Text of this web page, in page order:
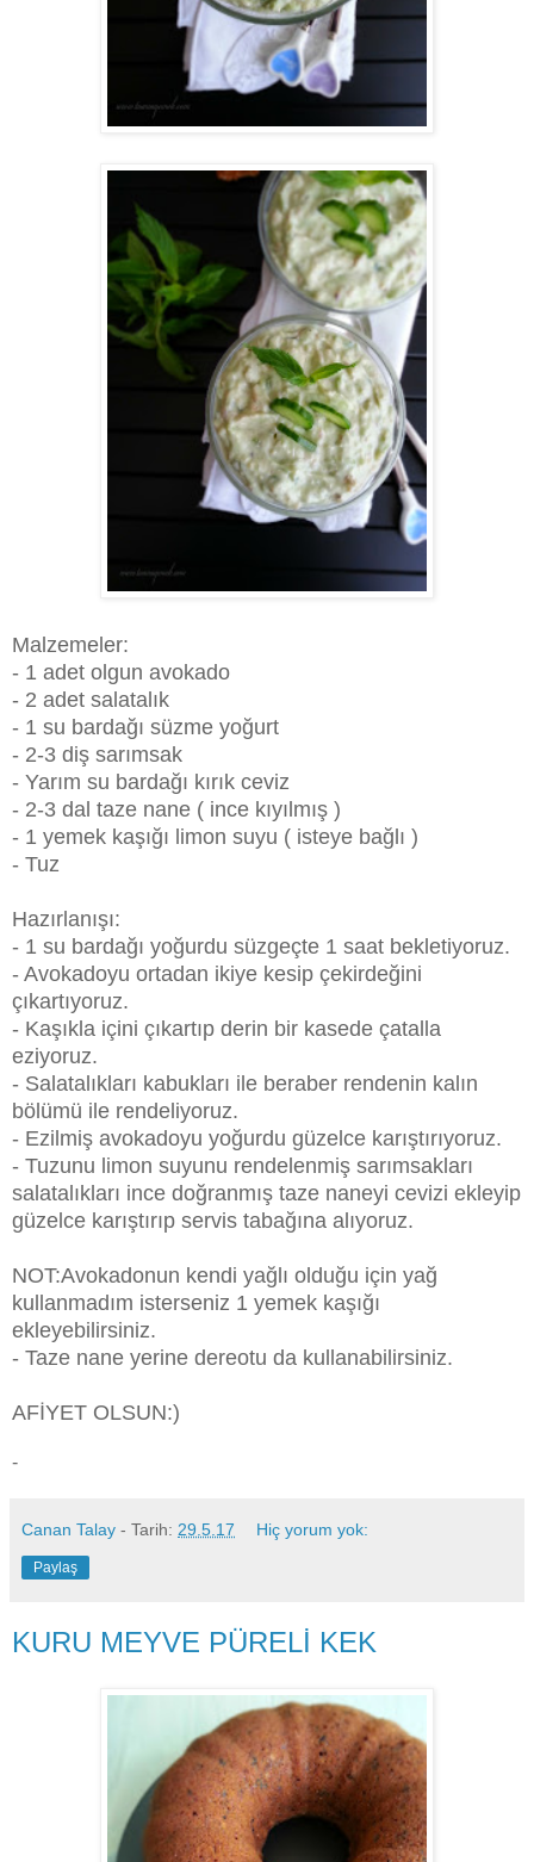
Malzemeler:
- 1 adet olgun avokado
- 2 adet salatalık
- 1 su bardağı süzme yoğurt
- 2-3 diş sarımsak
- Yarım su bardağı kırık ceviz
- 2-3 dal taze nane ( ince kıyılmış )
- 1 yemek kaşığı limon suyu ( isteye bağlı )
- Tuz
Hazırlanışı:
- 1 su bardağı yoğurdu süzgeçte 1 saat bekletiyoruz.
- Avokadoyu ortadan ikiye kesip çekirdeğini
çıkartıyoruz.
- Kaşıkla içini çıkartıp derin bir kasede çatalla
eziyoruz.
- Salatalıkları kabukları ile beraber rendenin kalın
bölümü ile rendeliyoruz.
- Ezilmiş avokadoyu yoğurdu güzelce karıştırıyoruz.
- Tuzunu limon suyunu rendelenmiş sarımsakları
salatalıkları ince doğranmış taze naneyi cevizi ekleyip
güzelce karıştırıp servis tabağına alıyoruz.
NOT:Avokadonun kendi yağlı olduğu için yağ
kullanmadım isterseniz 1 yemek kaşığı
ekleyebilirsiniz.
- Taze nane yerine dereotu da kullanabilirsiniz.
AFİYET OLSUN:)
-
Canan Talay - Tarih: 29.5.17 Hiç yorum yok:
Paylaş
KURU MEYVE PÜRELİ KEK